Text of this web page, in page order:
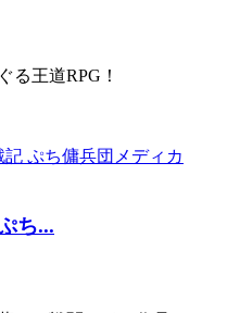
る王道RPG！
ち...